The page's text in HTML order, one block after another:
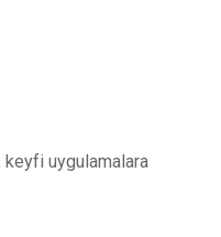
keyfi uygulamalara